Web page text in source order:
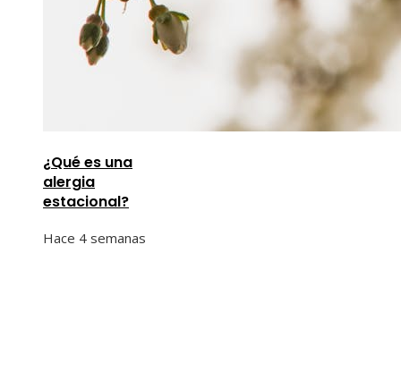
¿Qué es una
alergia
estacional?
Hace 4 semanas